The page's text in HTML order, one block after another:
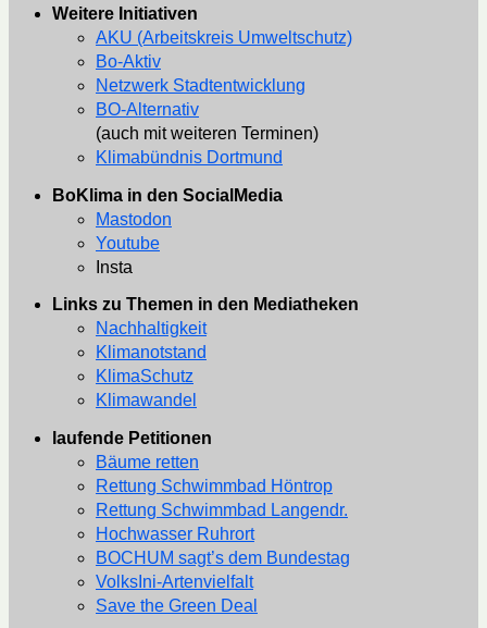
Weitere Initiativen
AKU (Arbeitskreis Umweltschutz)
Bo-Aktiv
Netzwerk Stadtentwicklung
BO-Alternativ
(auch mit weiteren Terminen)
Klimabündnis Dortmund
BoKlima in den SocialMedia
Mastodon
Youtube
Insta
Links zu Themen in den Mediatheken
Nachhaltigkeit
Klimanotstand
KlimaSchutz
Klimawandel
laufende Petitionen
Bäume retten
Rettung Schwimmbad Höntrop
Rettung Schwimmbad Langendr.
Hochwasser Ruhrort
BOCHUM sagt’s dem Bundestag
VolksIni-Artenvielfalt
Save the Green Deal